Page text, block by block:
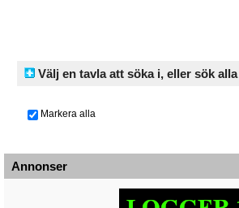
Välj en tavla att söka i, eller sök alla
Markera alla
Annonser